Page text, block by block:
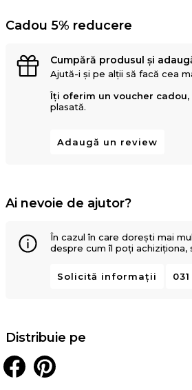
Cadou 5% reducere
Cumpără produsul și
Ajută-i și pe alții să facă cea
Îți oferim un voucher cadou,
plasată.
Adaugă un review
Ai nevoie de ajutor?
În cazul în care dorești mai
despre cum îl poți
Solicită informații
Distribuie pe